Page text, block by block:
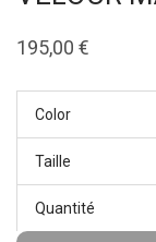
195,00 €
Color
Taille
Quantité